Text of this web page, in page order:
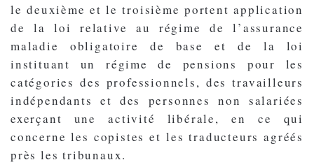
le deuxième et le troisième portent application
de la loi relative au régime de l’assurance
maladie obligatoire de base et de la loi
instituant un régime de pensions pour les
catégories des professionnels, des travailleurs
indépendants et des personnes non salariées
exerçant une activité libérale, en ce qui
concerne les copistes et les traducteurs agréés
près les tribunaux.